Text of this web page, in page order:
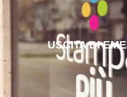
USCITA DI